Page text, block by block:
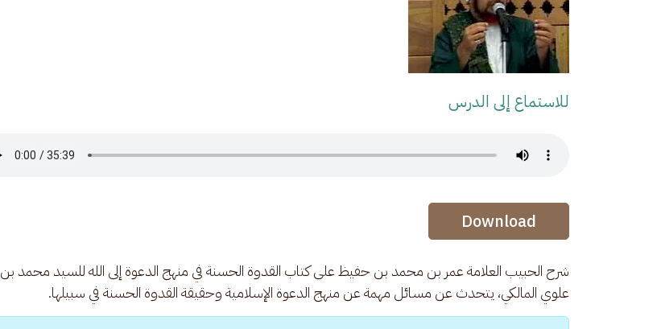
للاستماع إلى الدرس
Audio Stream
Audio Stream
Download
شرح الحبيب العلامة عمر بن محمد بن حفيظ على كتاب القدوة الحسنة في منهج الدعوة إلى الله للسيد محمد بن
علوي المالكي، يتحدث عن مسائل مهمة عن منهج الدعوة الإسلامية وحقيقة القدوة الحسنة في سبيلها.